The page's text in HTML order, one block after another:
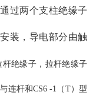
过两个支柱绝缘子
装，导电部分由触
绝缘子，拉杆绝缘子
连杆和CS6 -1（T）型